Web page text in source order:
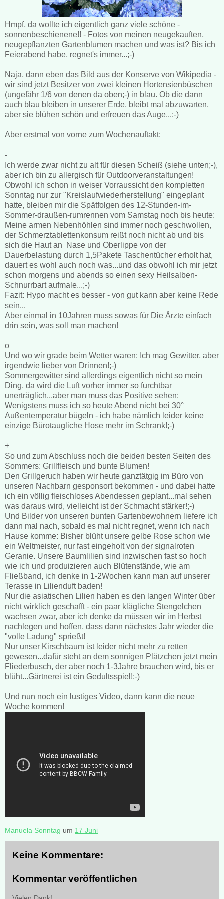
Hmpf, da wollte ich eigentlich ganz viele schöne -
sonnenbeschienene!! - Fotos von meinen neugekauften,
neugepflanzten Gartenblumen machen und was ist? Bis ich
Feierabend habe, regnet's immer...;-)
Naja, dann eben das Bild aus der Konserve von Wikipedia -
wir sind jetzt Besitzer von zwei kleinen Hortensienbüschen
(ungefähr 1/6 von denen da oben;-) in blau. Ob die dann
auch blau bleiben in unserer Erde, bleibt mal abzuwarten,
aber sie blühen schön und erfreuen das Auge...:-)
Aber erstmal von vorne zum Wochenauftakt:
-
Ich werde zwar nicht zu alt für diesen Scheiß (siehe unten;-),
aber ich bin zu allergisch für Outdoorveranstaltungen!
Obwohl ich schon in weiser Vorraussicht den kompletten
Sonntag nur zur "Kreislaufwiederherstellung" eingeplant
hatte, bleiben mir die Spätfolgen des 12-Stunden-im-
Sommer-draußen-rumrennen vom Samstag noch bis heute:
Meine armen Nebenhöhlen sind immer noch geschwollen,
der Schmerztablettenkonsum reißt noch nicht ab und bis
sich die Haut an Nase und Oberlippe von der
Dauerbelastung durch 1,5Pakete Taschentücher erholt hat,
dauert es wohl auch noch was...und das obwohl ich mir jetzt
schon morgens und abends so einen sexy Heilsalben-
Schnurrbart aufmale...;-)
Fazit: Hypo macht es besser - von gut kann aber keine Rede
sein...
Aber einmal in 10Jahren muss sowas für Die Ärzte einfach
drin sein, was soll man machen!
o
Und wo wir grade beim Wetter waren: Ich mag Gewitter, aber
irgendwie lieber von Drinnen!;-)
Sommergewitter sind allerdings eigentlich nicht so mein
Ding, da wird die Luft vorher immer so furchtbar
unerträglich...aber man muss das Positive sehen:
Wenigstens muss ich so heute Abend nicht bei 30°
Außentemperatur bügeln - ich habe nämlich leider keine
einzige Bürotaugliche Hose mehr im Schrank!;-)
+
So und zum Abschluss noch die beiden besten Seiten des
Sommers: Grillfleisch und bunte Blumen!
Den Grillgeruch haben wir heute ganztätgig im Büro von
unseren Nachbarn gesponsort bekommen - und dabei hatte
ich ein völlig fleischloses Abendessen geplant...mal sehen
was daraus wird, vielleicht ist der Schmacht stärker!;-)
Und Bilder von unseren bunten Gartenbewohnern liefere ich
dann mal nach, sobald es mal nicht regnet, wenn ich nach
Hause komme: Bisher blüht unsere gelbe Rose schon wie
ein Weltmeister, nur fast eingeholt von der signalroten
Geranie. Unsere Baumlilien sind inzwischen fast so hoch
wie ich und produizieren auch Blütenstände, wie am
Fließband, ich denke in 1-2Wochen kann man auf unserer
Terasse in Lilienduft baden!
Nur die asiatischen Lilien haben es den langen Winter über
nicht wirklich geschafft - ein paar klägliche Stengelchen
wachsen zwar, aber ich denke da müssen wir im Herbst
nachlegen und hoffen, dass dann nächstes Jahr wieder die
"volle Ladung" sprießt!
Nur unser Kirschbaum ist leider nicht mehr zu retten
gewesen...dafür steht an dem sonnigen Plätzchen jetzt mein
Fliederbusch, der aber noch 1-3Jahre brauchen wird, bis er
blüht...Gärtnerei ist ein Gedultsspiel!:-)
Und nun noch ein lustiges Video, dann kann die neue
Woche kommen!
Manuela Sonntag um 17 Juni
Keine Kommentare:
Kommentar veröffentlichen